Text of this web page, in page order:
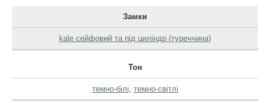
Замки
kale сейфовий та під циліндр (туреччина)
Тон
темно-білі темно-світлі